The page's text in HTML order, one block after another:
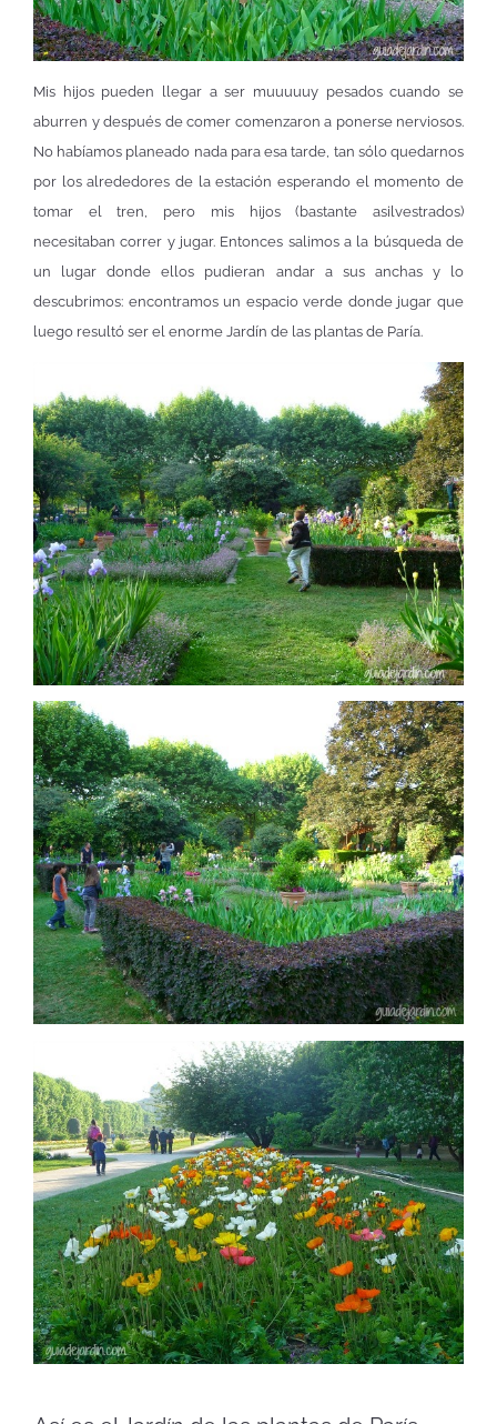
Mis hijos pueden llegar a ser muuuuuy pesados cuando se
aburren y después de comer comenzaron a ponerse nerviosos.
No habíamos planeado nada para esa tarde, tan sólo quedarnos
por los alrededores de la estación esperando el momento de
tomar el tren, pero mis hijos (bastante asilvestrados)
necesitaban correr y jugar. Entonces salimos a la búsqueda de
un lugar donde ellos pudieran andar a sus anchas y lo
descubrimos: encontramos un espacio verde donde jugar que
luego resultó ser el enorme Jardín de las plantas de Paría.